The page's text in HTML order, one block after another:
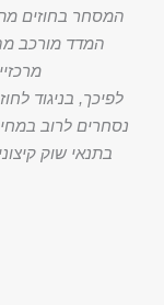
המסחר בחוזים
המדד מורכב
לפיכך, בניגוד
נסחרים לרוב
בתנאי שוק